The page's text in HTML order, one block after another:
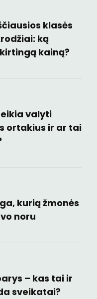
klasės
ką
kainą?
valyti
ortakius ir ar tai
kurią žmonės
noru
– kas tai ir
sveikatai?